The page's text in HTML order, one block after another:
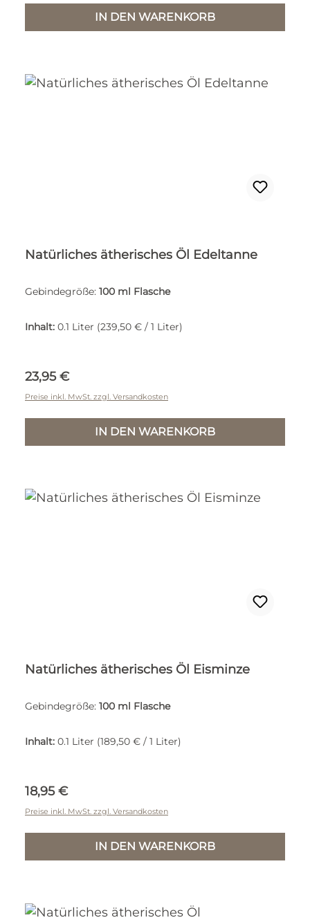
IN DEN WARENKORB
Natürliches ätherisches Öl Edeltanne
Gebindegröße: 100 ml Flasche
Inhalt: 0.1 Liter (239,50 € / 1 Liter)
Regulärer Preis:
23,95 €
Preise inkl. MwSt. zzgl. Versandkosten
IN DEN WARENKORB
Natürliches ätherisches Öl Eisminze
Gebindegröße: 100 ml Flasche
Inhalt: 0.1 Liter (189,50 € / 1 Liter)
Regulärer Preis:
18,95 €
Preise inkl. MwSt. zzgl. Versandkosten
IN DEN WARENKORB